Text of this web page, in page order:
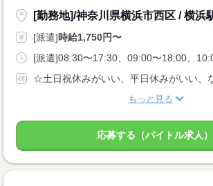
[勤務地]/神奈川県横浜市西区 / 横浜
[派遣]時給1,750円〜
[派遣]08:30〜17:30、09:00〜18:00、
もっと見る
応募する（バイトル求人）